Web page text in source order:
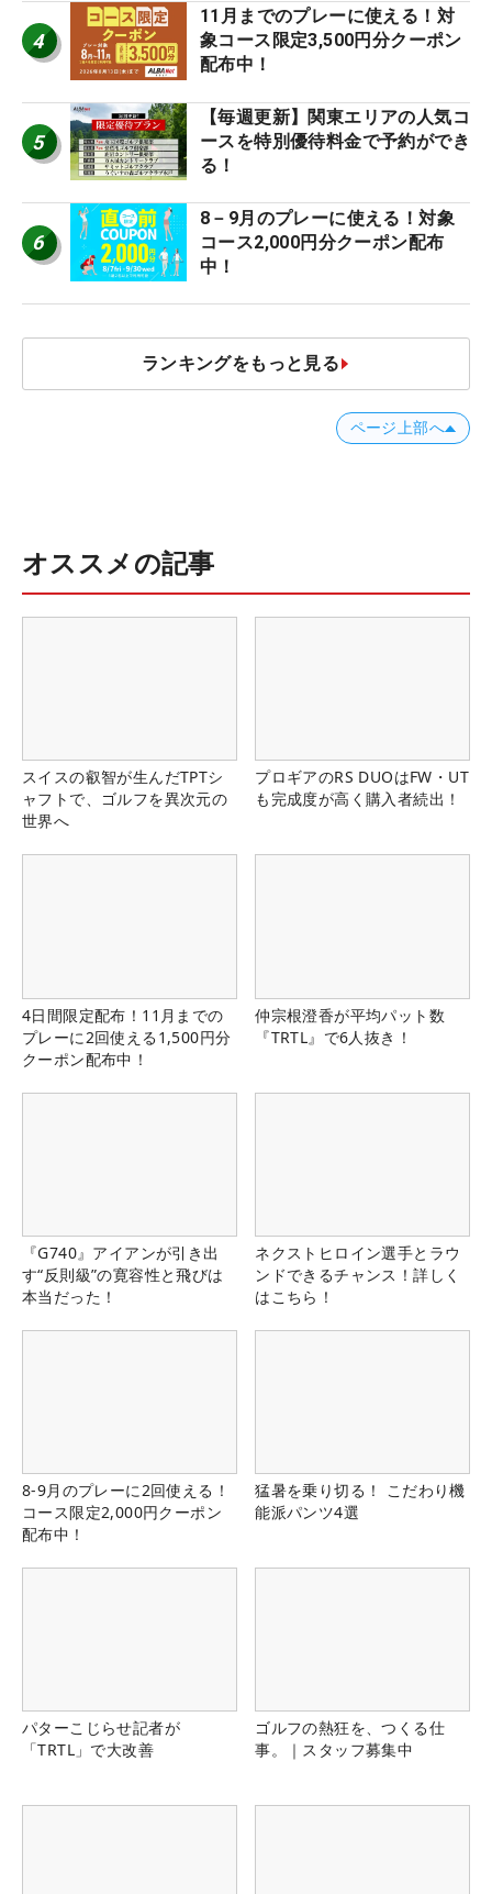
4
11月までのプレーに使える！対
象コース限定3,500円分クーポン
配布中！
5
【毎週更新】関東エリアの人気コ
ースを特別優待料金で予約ができ
る！
6
8－9月のプレーに使える！対象
コース2,000円分クーポン配布
中！
ランキングをもっと見る
ページ上部へ
オススメの記事
スイスの叡智が生んだTPTシ
ャフトで、ゴルフを異次元の
世界へ
プロギアのRS DUOはFW・UT
も完成度が高く購入者続出！
4日間限定配布！11月までの
プレーに2回使える1,500円分
クーポン配布中！
仲宗根澄香が平均パット数
『TRTL』で6人抜き！
『G740』アイアンが引き出
す“反則級”の寛容性と飛びは
本当だった！
ネクストヒロイン選手とラウ
ンドできるチャンス！詳しく
はこちら！
8-9月のプレーに2回使える！
コース限定2,000円クーポン
配布中！
猛暑を乗り切る！ こだわり機
能派パンツ4選
パターこじらせ記者が
「TRTL」で大改善
ゴルフの熱狂を、つくる仕
事。｜スタッフ募集中